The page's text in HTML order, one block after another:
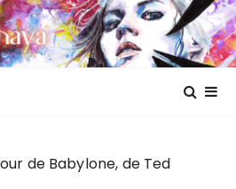
de Shaya
de Babylone, de Ted